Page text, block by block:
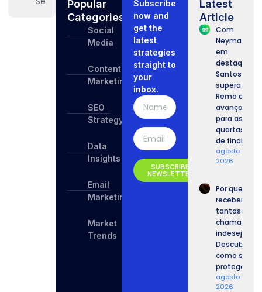
Popular
Categories
Social
Media
Content
Marketing
SEO
Strategy
Data
Insights
Email
Marketing
Market
Trends
Subscribe
now and
get the
latest
strategies
straight to
your
inbox.
SUBSCRIBE
NEWSLETTER
Latest
Article
Com
Neymar
em
destaque,
Santos
supera o
Remo e
avança
para as
quartas
de final.
agosto 6,
2026
Por que
recebemos
tantas
chamadas
Descubra
como se
proteger.
agosto 6,
2026